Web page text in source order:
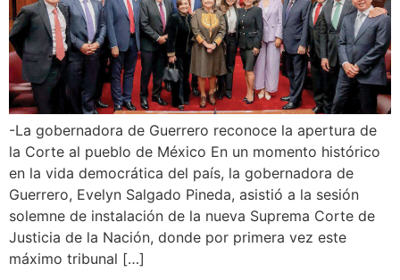
-La gobernadora de Guerrero reconoce la apertura de
la Corte al pueblo de México En un momento histórico
en la vida democrática del país, la gobernadora de
Guerrero, Evelyn Salgado Pineda, asistió a la sesión
solemne de instalación de la nueva Suprema Corte de
Justicia de la Nación, donde por primera vez este
máximo tribunal […]